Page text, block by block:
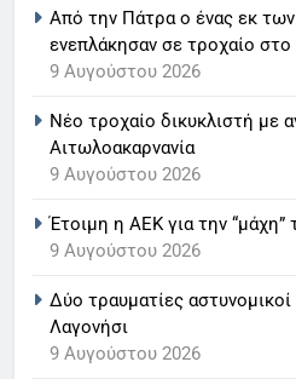
Από την Πάτρα ο ένας εκ
ενεπλάκησαν σε τροχαίο
9 Αυγούστου 2026
Νέο τροχαίο δικυκλιστή με
Αιτωλοακαρνανία
9 Αυγούστου 2026
Έτοιμη η ΑΕΚ για την
9 Αυγούστου 2026
Δύο τραυματίες
Λαγονήσι
9 Αυγούστου 2026
7
Τέλος
8
Times
1